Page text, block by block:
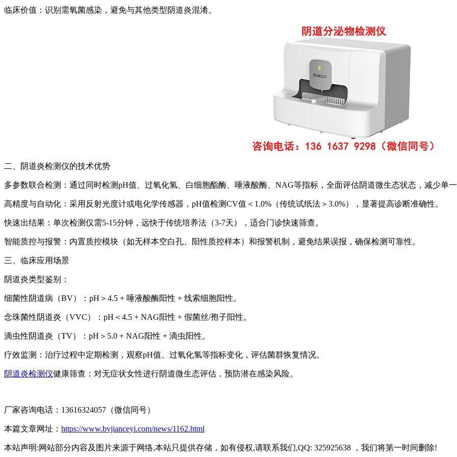
临床价值：识别需氧菌感染，避免与其他类型阴道炎混淆。
二、 阴道炎检测仪的技术优势
多参数联合检测：通过同时检测pH值、过氧化氢、白细胞酯酶、唾液酸酶、NAG等指标，全面评估阴道微生态状态，减少单一
高精度与自动化：采用反射光度计或电化学传感器，pH值检测CV值＜1.0%（传统试纸法＞3.0%），显著提高诊断准确性。
快速出结果：单次检测仅需5-15分钟，远快于传统培养法（3-7天），适合门诊快速筛查。
智能质控与报警：内置质控模块（如无样本空白孔、阳性质控样本）和报警机制，避免结果误报，确保检测可靠性。
三、临床应用场景
阴道炎类型鉴别：
细菌性阴道病（BV）：pH＞4.5 + 唾液酸酶阳性 + 线索细胞阳性。
念珠菌性阴道炎（VVC）：pH＜4.5 + NAG阳性 + 假菌丝/孢子阳性。
滴虫性阴道炎（TV）：pH＞5.0 + NAG阳性 + 滴虫阳性。
疗效监测：治疗过程中定期检测，观察pH值、过氧化氢等指标变化，评估菌群恢复情况。
阴道炎检测仪健康筛查：对无症状女性进行阴道微生态评估，预防潜在感染风险。
厂家咨询电话：13616324057（微信同号）
本篇文章网址： https://www.bvjianceyi.com/news/1162.html
本站声明:网站部分内容及图片来源于网络,本站只提供存储，如有侵权,请联系我们,QQ: 325925638 ，我们将第一时间删除!